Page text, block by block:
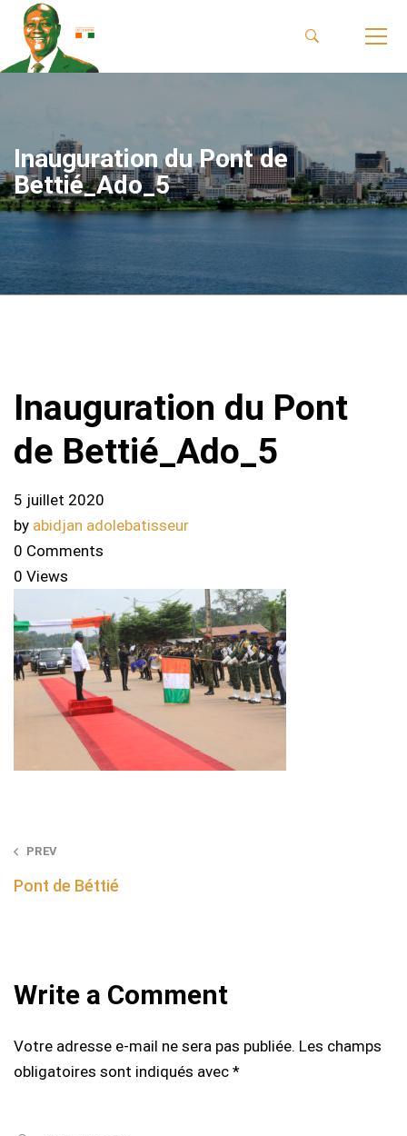
Inauguration du Pont de
Bettié_Ado_5
Inauguration du Pont
de Bettié_Ado_5
5 juillet 2020
by abidjan adolebatisseur
0 Comments
0 Views
Post
navigation
PREV
Pont de Béttié
Write a Comment
Votre adresse e-mail ne sera pas publiée. Les champs
obligatoires sont indiqués avec *